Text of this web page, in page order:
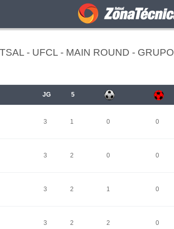
- UFCL - MAIN ROUND - GRUPO
JG 5
3 1 0 0
3 2 0 0
3 2 1 0
3 2 2 0